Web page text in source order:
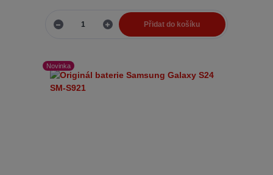
Přidat do košíku
Novinka